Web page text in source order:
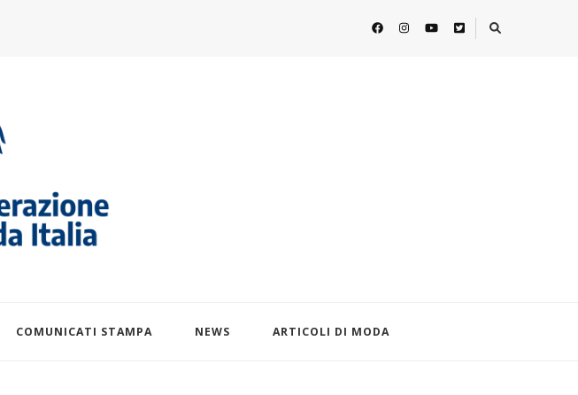
COMUNICATI STAMPA NEWS ARTICOLI DI MODA